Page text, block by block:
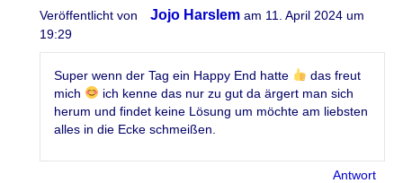
Veröffentlicht von Jojo Harslem am 11. April 2024 um
19:29
Super wenn der Tag ein Happy End hatte
das freut
mich
ich kenne das nur zu gut da ärgert man sich
herum und findet keine Lösung um möchte am liebsten
alles in die Ecke schmeißen.
Antwort